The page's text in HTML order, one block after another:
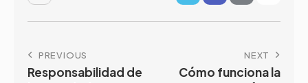
PREVIOUS
Responsabilidad de
NEXT
Cómo funciona la